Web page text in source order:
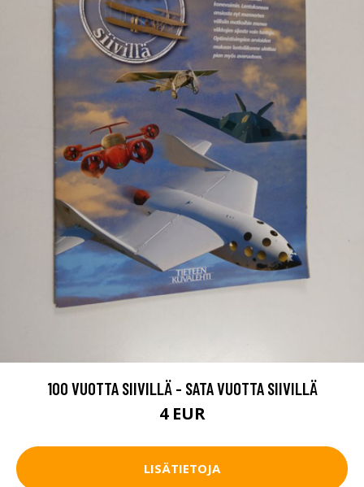
100 VUOTTA SIIVILLÄ - SATA VUOTTA SIIVILLÄ
4 EUR
LISÄTIETOJA